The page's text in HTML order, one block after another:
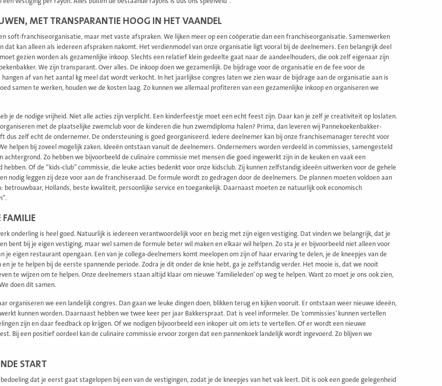
MET TRANSPARANTIE HOOG IN HET VAANDEL
soft-franchiseorganisatie, maar met vaste afspraken. We lijken meer op een coöperatie dan een franchiseorganisatie. Samenwerken
dat kan alleen als iedereen afspraken nakomt. Het verdienmodel van onze organisatie ligt vooral bij de deelnemers. Een belangrijk deel
gezien worden als gezamenlijke inkoop. Slechts een relatief klein gedeelte gaat naar de aandeelhouders, die ook zelf eigenaar zijn
We zijn transparant. Over alles. De inkoop doen we gezamenlijk. De bijdrage voor de organisatie en de fee voor de
hangen af van het aantal kg meel dat wordt verkocht. In het jaarlijkse congres laten we zien waar de bijdrage aan de organisatie aan is
samen te werken, houden we de kosten laag. Zo kunnen we allemaal profiteren van een gezamenlijke inkoop en organiseren we
je de nodige vrijheid. Niet alle acties zijn verplicht. Een kinderfeestje moet een echt feest zijn. Daar kan je zelf je creativiteit op loslaten.
met de plaatselijke zwemclub voor de kinderen die hun zwemdiploma halen? Prima, dan leveren wij Pannekoekenbakker-
dus zelf echt de ondernemer. De ondersteuning is goed georganiseerd. Iedere deelnemer kan bij onze franchisemanager terecht voor
helpen bij zoveel mogelijk zaken. Ideeën ontstaan vanuit de deelnemers. Ondernemers worden verdeeld in commissies, samengesteld
achtergrond. Zo hebben we bijvoorbeeld de culinaire commissie met mensen die goed ingewerkt zijn in de keuken en vaak een
hebben. Of de “kids-club” commissie, die leuke acties bedenkt voor onze kidsclub. Zij kunnen zelfstandig ideeën uitwerken voor de gehele
nodig leggen zij deze voor aan de franchiseraad. De formule wordt zo gedragen door de deelnemers. De plannen moeten voldoen aan
betrouwbaar, Hollands, beste kwaliteit, persoonlijke service en toegankelijk. Daarnaast moeten ze natuurlijk ook economisch
FAMILIE
onderling is heel goed. Natuurlijk is iedereen verantwoordelijk voor en bezig met zijn eigen vestiging. Dat vinden we belangrijk, dat je
bent bij je eigen vestiging, maar wel samen de formule beter wil maken en elkaar wil helpen. Zo sta je er bijvoorbeeld niet alleen voor
je eigen restaurant opengaan. Een van je collega-deelnemers komt meelopen om zijn of haar ervaring te delen, je de kneepjes van de
je te helpen bij de eerste spannende periode. Zodra je dit onder de knie hebt, ga je zelfstandig verder. Het mooie is, dat we nooit
te wijzen om te helpen. Onze deelnemers staan altijd klaar om nieuwe ‘familieleden’ op weg te helpen. Want zo moet je ons ook zien,
doen dit samen.
organiseren we een landelijk congres. Dan gaan we leuke dingen doen, blikken terug en kijken vooruit. Er ontstaan weer nieuwe ideeën,
kunnen worden. Daarnaast hebben we twee keer per jaar Bakkerspraat. Dat is veel informeler. De ‘commissies’ kunnen vertellen
zijn en daar feedback op krijgen. Of we nodigen bijvoorbeeld een inkoper uit om iets te vertellen. Of er wordt een nieuwe
Bij een positief oordeel kan de culinaire commissie ervoor zorgen dat een pannenkoek landelijk wordt ingevoerd. Zo blijven we
START
dat je eerst gaat stagelopen bij een van de vestigingen, zodat je de kneepjes van het vak leert. Dit is ook een goede gelegenheid